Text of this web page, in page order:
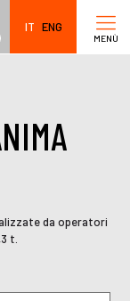
MENÙ
IT ENG
da operatori
t.